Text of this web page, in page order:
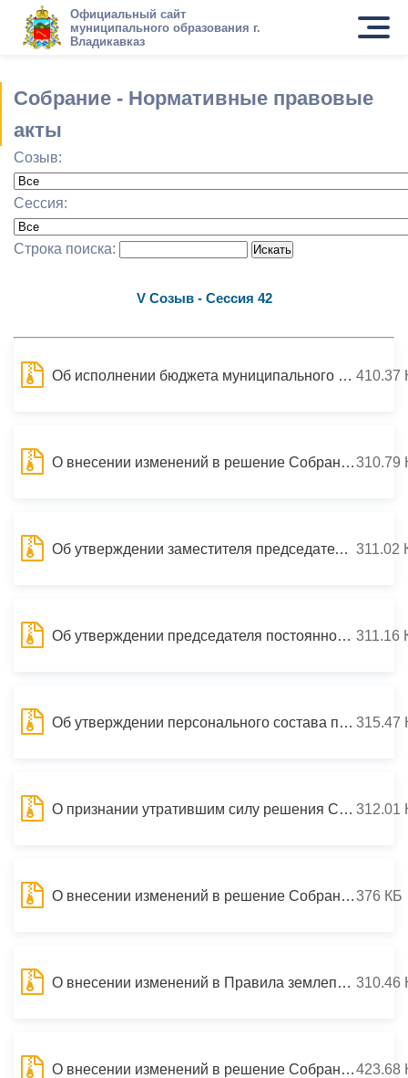
Официальный сайт
муниципального образования г.
Владикавказ
Собрание - Нормативные правовые
акты
Созыв:
Сессия:
Строка поиска:
V Созыв - Сессия 42
Об исполнении бюджета муниципального образования г.Владикавказ за 2012 год 410.37
О внесении изменений в решение Собрания представителей г. Владикавказ от 5 мая 2009 г. №1/2 «Об утверждении секретариата Собрания представителей г. Владикавказа V созыва»310.79
Об утверждении заместителя председателя постоянной комиссии Собрания представителей г. Владикавказ V созыва по бюджету и экономической политике 311.02
Об утверждении председателя постоянной комиссии Собрания представителей г. Владикавказ V созыва по бюджету и экономической политике 311.16
Об утверждении персонального состава постоянных комиссий Собрания представителей г. Владикавказ V созыва 315.47
О признании утратившим силу решения Собрания представителей г. Владикавказ от 6 августа 2009 года №6/50 «Об утверждении Положения о депутатской группе «Единая Россия» в Собрании представителей г. Владикавказ V созыва» 312.01
О внесении изменений в решение Собрания представителей г.Владикавказ от 15.01.2013 №39/1 «О бюджете муниципального образования г.Владикавказ на 2013 год и на плановый период 2014 и 2015 гг.»376 КБ
О внесении изменений в Правила землепользования и застройки г.Владикавказ, утвержденные решением Собрания представителей г.Владикавказ от 16 марта 2012 года №32/11 «Об утверждении «Правил землепользования и застройки г.Владикавказ» 310.46
О внесении изменений в решение Собрания представителей г. Владикавказ от 21 февраля 2012 г. № 30/5 «Об утверждении Положения о Собрании представителей г. Владикавказ»423.68